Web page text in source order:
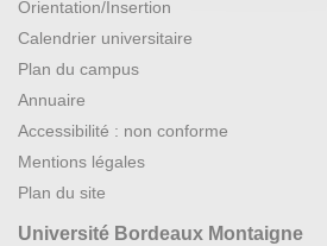
Orientation/Insertion
Calendrier universitaire
Plan du campus
Annuaire
Accessibilité : non conforme
Mentions légales
Plan du site
Université Bordeaux Montaigne